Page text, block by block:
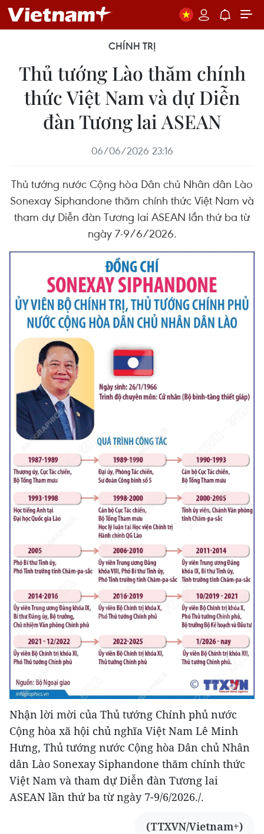
CHÍNH TRỊ
Thủ tướng Lào thăm chính
thức Việt Nam và dự Diễn
đàn Tương lai ASEAN
06/06/2026 23:16
Thủ tướng nước Cộng hòa Dân chủ Nhân dân Lào
Sonexay Siphandone thăm chính thức Việt Nam và
tham dự Diễn đàn Tương lai ASEAN lần thứ ba từ
ngày 7-9/6/2026.
Nhận lời mời của Thủ tướng Chính phủ nước
Cộng hòa xã hội chủ nghĩa Việt Nam Lê Minh
Hưng, Thủ tướng nước Cộng hòa Dân chủ Nhân
dân Lào Sonexay Siphandone thăm chính thức
Việt Nam và tham dự Diễn đàn Tương lai
ASEAN lần thứ ba từ ngày 7-9/6/2026./.
(TTXVN/Vietnam+)